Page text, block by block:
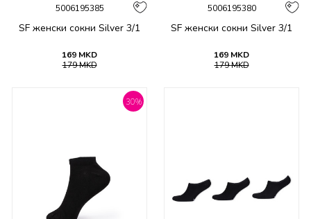
5006195385
SF женски сокни Silver 3/1
169 MKD
179MKD
5006195380
SF женски сокни Silver 3/1
169 MKD
179MKD
30%